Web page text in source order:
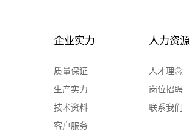
企业实力
质量保证
生产实力
技术资料
客户服务
人力资源
人才理念
岗位招聘
联系我们